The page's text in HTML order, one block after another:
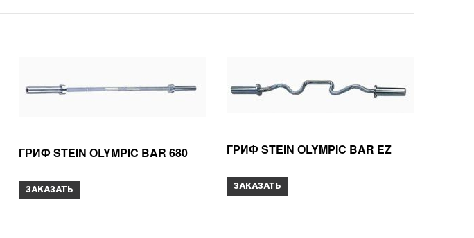
ГРИФ STEIN ОLYMPIC BAR 680
ЗАКАЗАТЬ
ГРИФ STEIN ОLYMPIC BAR EZ
ЗАКАЗАТЬ